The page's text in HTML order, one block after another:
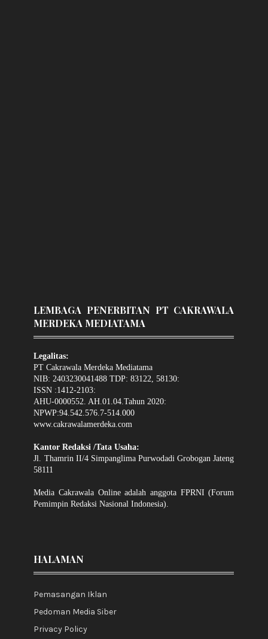
LEMBAGA PENERBITAN PT CAKRAWALA
MERDEKA MEDIATAMA
Legalitas:
PT Cakrawala Merdeka Mediatama
NIB: 2403230041488 TDP: 83122, 58130:
ISSN :1412-2103:
AHU-0000552. AH.01.04.Tahun 2020:
NPWP:94.542.576.7-514.000
www.cakrawalamerdeka.com
Kantor Redaksi /Tata Usaha:
Jl. Thamrin II/4 Simpanglima Purwodadi Grobogan Jateng
58111
Media Cakrawala Online adalah anggota FPRNI (Forum
Pemimpin Redaksi Nasional Indonesia).
HALAMAN
Pemasangan Iklan
Pedoman Media Siber
Privacy Policy